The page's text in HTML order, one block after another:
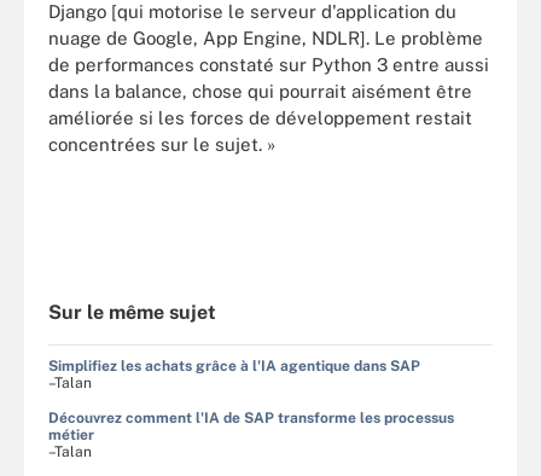
Django [qui motorise le serveur d'application du
nuage de Google, App Engine, NDLR]. Le problème
de performances constaté sur Python 3 entre aussi
dans la balance, chose qui pourrait aisément être
améliorée si les forces de développement restait
concentrées sur le sujet. »
Sur le même sujet
Simplifiez les achats grâce à l'IA agentique dans SAP
–Talan
Découvrez comment l'IA de SAP transforme les processus
métier
–Talan